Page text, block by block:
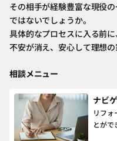
その相手が経験豊富な現役
ではないでしょうか。
具体的なプロセスに入る前
不安が消え、安心して理想
相談メニュー
ナビ
リフォ
とがで